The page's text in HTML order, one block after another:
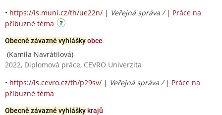
• https://is.muni.cz/th/ue22n/ | Veřejná správa / | Práce na
příbuzné téma
Obecně závazné vyhláškyobce
(Kamila Navrátilová)
2022, Diplomová práce, CEVRO Univerzita
• https://is.cevro.cz/th/p29sv/ | Veřejná správa / | Práce na
příbuzné téma
Obecně závazné vyhlášky krajů